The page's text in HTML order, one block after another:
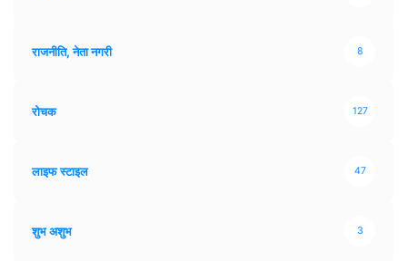
राजनीति, नेता नगरी 8
रोचक 127
लाइफ स्टाइल 47
शुभ अशुभ 3